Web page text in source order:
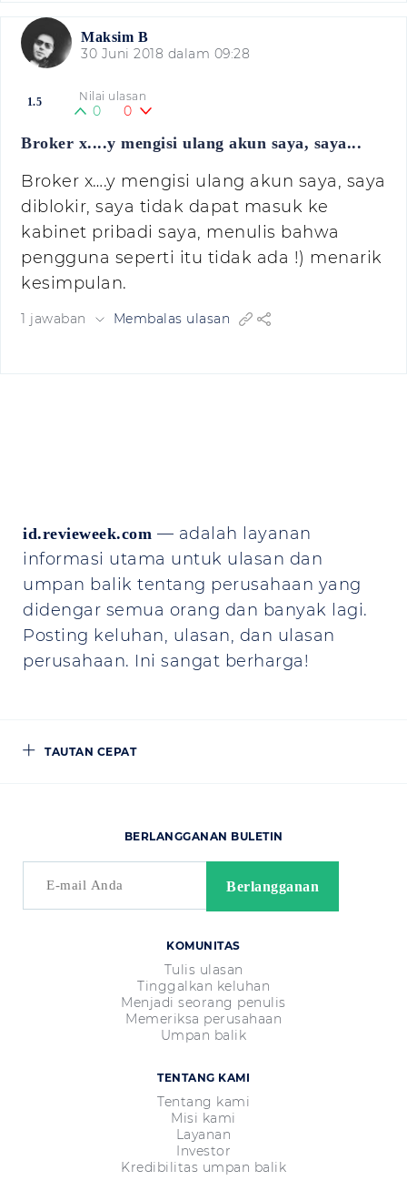
Maksim B
30 Juni 2018 dalam 09:28
1.5 Nilai ulasan
0 0
Broker x....y mengisi ulang akun saya, saya...
Broker x….y mengisi ulang akun saya, saya
diblokir, saya tidak dapat masuk ke
kabinet pribadi saya, menulis bahwa
pengguna seperti itu tidak ada !) menarik
kesimpulan.
1 jawaban Membalas ulasan
id.revieweek.com — adalah layanan
informasi utama untuk ulasan dan
umpan balik tentang perusahaan yang
didengar semua orang dan banyak lagi.
Posting keluhan, ulasan, dan ulasan
perusahaan. Ini sangat berharga!
TAUTAN CEPAT
KOMUNITAS
Tulis ulasan
Tinggalkan keluhan
Menjadi seorang penulis
Memeriksa perusahaan
Umpan balik
TENTANG KAMI
Tentang kami
Misi kami
Layanan
Investor
Kredibilitas umpan balik
BERLANGGANAN BULETIN